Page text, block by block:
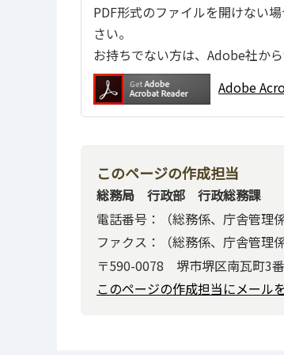
PDF形式のファイルを開けない
さい。
お持ちでない方は、Adobe社か
Adobe
このページの作成担当
総務局 行政部 行政総務課
電話番号：（総務係、庁舎管理係
ファクス：（総務係、庁舎管理
〒590-0078 堺市堺区南瓦町3
このページの作成担当にメール